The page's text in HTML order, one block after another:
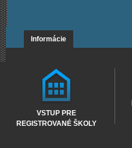
Informácie
VSTUP PRE
REGISTROVANÉ ŠKOLY